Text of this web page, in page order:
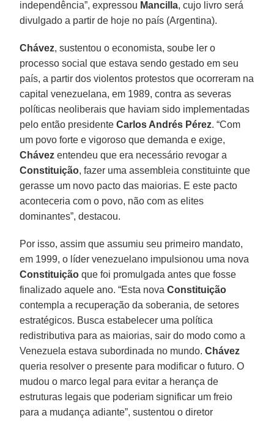
independência”, expressou Mancilla, cujo livro será
divulgado a partir de hoje no país (Argentina).
Chávez, sustentou o economista, soube ler o
processo social que estava sendo gestado em seu
país, a partir dos violentos protestos que ocorreram na
capital venezuelana, em 1989, contra as severas
políticas neoliberais que haviam sido implementadas
pelo então presidenteCarlos Andrés Pérez. “Com
um povo forte e vigoroso que demanda e exige,
Chávez entendeu que era necessário revogar a
Constituição, fazer uma assembleia constituinte que
gerasse um novo pacto das maiorias. E este pacto
aconteceria com o povo, não com as elites
dominantes”, destacou.
Por isso, assim que assumiu seu primeiro mandato,
em 1999, o líder venezuelano impulsionou uma nova
Constituição que foi promulgada antes que fosse
finalizado aquele ano. “Esta novaConstituição
contempla a recuperação da soberania, de setores
estratégicos. Busca estabelecer uma política
redistributiva para as maiorias, sair do modo como a
Venezuela estava subordinada no mundo.Chávez
queria resolver o presente para modificar o futuro. O
mudou o marco legal para evitar a herança de
estruturas legais que poderiam significar um freio
para a mudança adiante”, sustentou o diretor